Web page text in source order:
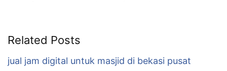
Related Posts
jual jam digital untuk masjid di bekasi pusat